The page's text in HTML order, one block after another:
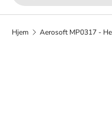
Hjem Aerosoft MP0317 -